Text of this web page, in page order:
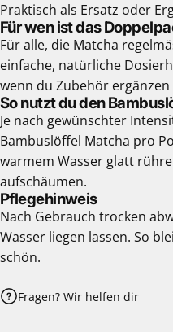
Praktisch als Ersatz oder
Für wen ist das
Für alle, die Matcha
einfache, natürliche
wenn du Zubehör
So nutzt du den
Je nach gewünschter
Bambuslöffel Matcha pro
warmem Wasser glatt
aufschäumen.
Pflegehinweis
Nach Gebrauch trocken
Wasser liegen lassen. So
schön.
Fragen? Wir helfen dir